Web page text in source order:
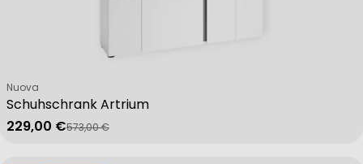
Schuhschrank Artrium
Verkäufer:
Nuova
Verkaufspreis
229,00 €
Regulärer Preis
573,00 €